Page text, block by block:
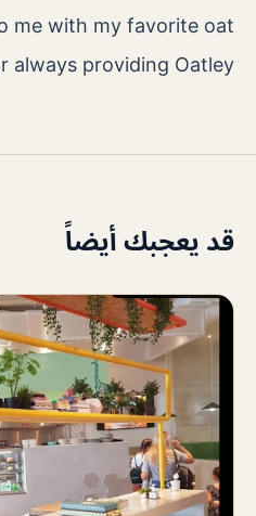
me with my favorite oat
always providing Oatley!
قد يعجبك أيضاً